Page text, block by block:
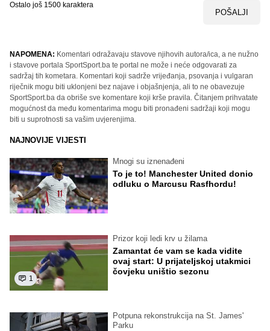
Ostalo još 1500 karaktera
POŠALJI
NAPOMENA: Komentari odražavaju stavove njihovih autora/ica, a ne nužno
i stavove portala SportSport.ba te portal ne može i neće odgovarati za
sadržaj tih kometara. Komentari koji sadrže vrijeđanja, psovanja i vulgaran
riječnik mogu biti uklonjeni bez najave i objašnjenja, ali to ne obavezuje
SportSport.ba da obriše sve komentare koji krše pravila. Čitanjem prihvatate
mogućnost da među komentarima mogu biti pronađeni sadržaji koji mogu
biti u suprotnosti sa vašim uvjerenjima.
NAJNOVIJE VIJESTI
Mnogi su iznenađeni
To je to! Manchester United donio
odluku o Marcusu Rasfhordu!
1
Prizor koji ledi krv u žilama
Zamantat će vam se kada vidite
ovaj start: U prijateljskoj utakmici
čovjeku uništio sezonu
Potpuna rekonstrukcija na St. James'
Parku